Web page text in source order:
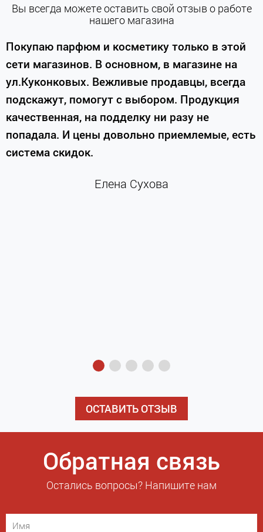
Вы всегда можете оставить свой отзыв о работе
нашего магазина
Покупаю парфюм и косметику только в этой
сети магазинов. В основном, в магазине на
ул.Куконковых. Вежливые продавцы, всегда
подскажут, помогут с выбором. Продукция
качественная, на подделку ни разу не
попадала. И цены довольно приемлемые, есть
система скидок.
Елена Сухова
ОСТАВИТЬ ОТЗЫВ
Обратная связь
Остались вопросы? Напишите нам